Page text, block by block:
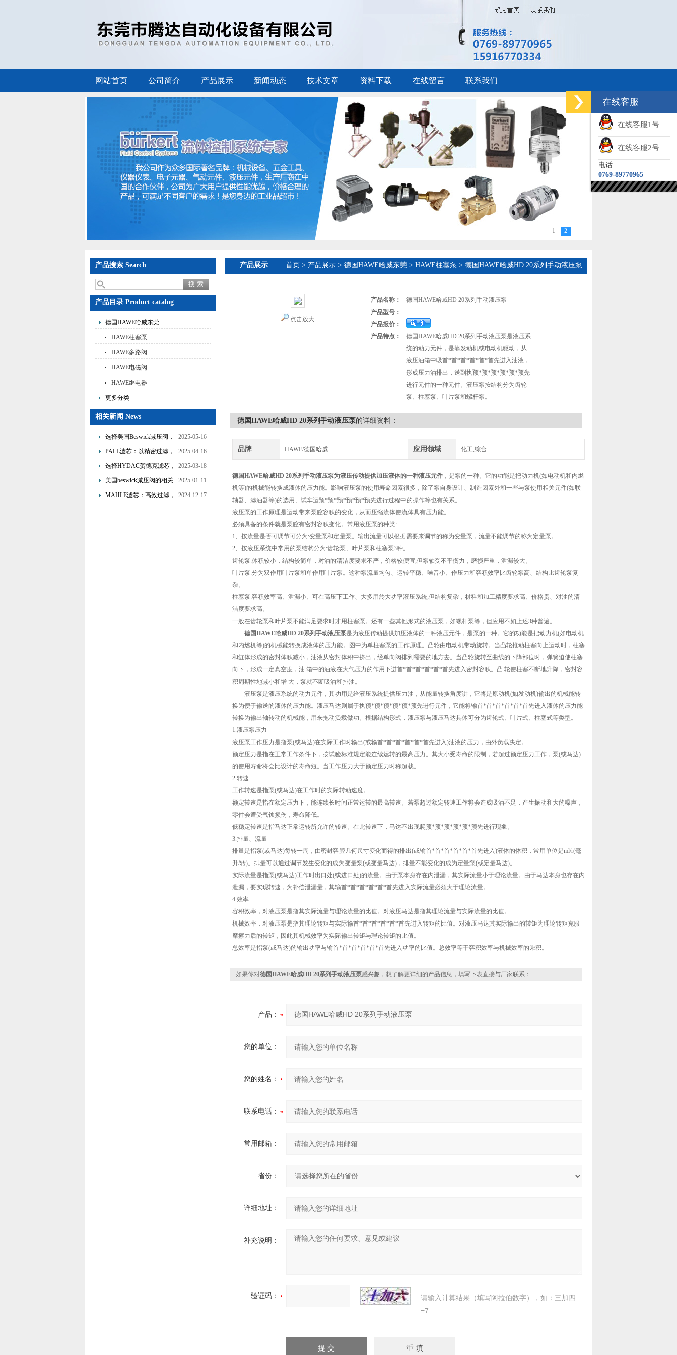
网站首页 公司简介 产品展示 新闻动态 技术文章 资料下载 在线留言 联系我们
1 2
产品搜索 Search
产品目录 Product catalog
德国HAWE哈威东莞
HAWE柱塞泵
HAWE多路阀
HAWE电磁阀
HAWE继电器
更多分类
相关新闻 News
选择美国Beswick减压阀，
提升流体系统效率
2025-05-16
PALL滤芯：以精密过滤，
为工业流体筑起“隐形安全
2025-04-16
选择HYDAC贺德克滤芯，
享受精准过滤与稳定性能
2025-03-18
美国beswick减压阀的相关
知识
2025-01-11
MAHLE滤芯：高效过滤，
2024-12-17
产品展示 首页 > 产品展示> 德国HAWE哈威东莞> HAWE柱塞泵 > 德国HAWE哈威HD 20系列手动液压泵
点击放大
产品名称：
德国HAWE哈威HD 20系列手动液压泵
产品型号：
产品报价：
产品特点：
德国HAWE哈威HD 20系列手动液压泵是液压系
统的动力元件，是靠发动机或电动机驱动，从
液压油箱中吸首*首*首*首*首*首先进入油液，
形成压力油排出，送到执预*预*预*预*预*预先
进行元件的一种元件。液压泵按结构分为齿轮
泵、柱塞泵、叶片泵和螺杆泵。
德国HAWE哈威HD 20系列手动液压泵的详细资料：
品牌 HAWE/德国哈威 应用领域 化工,综合
德国HAWE哈威HD 20系列手动液压泵为液压传动提供加压液体的一种液压元件，是泵的一种。它的功能是把动力机(如电动机和内燃
机等)的机械能转换成液体的压力能。影响液压泵的使用寿命因素很多，除了泵自身设计、制造因素外和一些与泵使用相关元件(如联
轴器、滤油器等)的选用、试车运预*预*预*预*预*预先进行过程中的操作等也有关系。
液压泵的工作原理是运动带来泵腔容积的变化，从而压缩流体使流体具有压力能。
必须具备的条件就是泵腔有密封容积变化。常用液压泵的种类:
1、按流量是否可调节可分为:变量泵和定量泵。输出流量可以根据需要来调节的称为变量泵，流量不能调节的称为定量泵。
2、按液压系统中常用的泵结构分为:齿轮泵、叶片泵和柱塞泵3种。
齿轮泵:体积较小，结构较简单，对油的清洁度要求不严，价格较便宜;但泵轴受不平衡力，磨损严重，泄漏较大。
叶片泵:分为双作用叶片泵和单作用叶片泵。这种泵流量均匀、运转平稳、噪音小、作压力和容积效率比齿轮泵高、结构比齿轮泵复
杂。
柱塞泵:容积效率高、泄漏小、可在高压下工作、大多用於大功率液压系统;但结构复杂，材料和加工精度要求高、价格贵、对油的清
洁度要求高。
一般在齿轮泵和叶片泵不能满足要求时才用柱塞泵。还有一些其他形式的液压泵，如螺杆泵等，但应用不如上述3种普遍。
德国HAWE哈威HD 20系列手动液压泵是为液压传动提供加压液体的一种液压元件，是泵的一种。它的功能是把动力机(如电动机
和内燃机等)的机械能转换成液体的压力能。图中为单柱塞泵的工作原理。凸轮由电动机带动旋转。当凸轮推动柱塞向上运动时，柱塞
和缸体形成的密封体积减小，油液从密封体积中挤出，经单向阀排到需要的地方去。当凸轮旋转至曲线的下降部位时，弹簧迫使柱塞
向下，形成一定真空度，油 箱中的油液在大气压力的作用下进首*首*首*首*首*首先进入密封容积。凸 轮使柱塞不断地升降，密封容
积周期性地减小和增 大，泵就不断吸油和排油。
液压泵是液压系统的动力元件，其功用是给液压系统提供压力油，从能量转换角度讲，它将是原动机(如发动机)输出的机械能转
换为便于输送的液体的压力能。液压马达则属于执预*预*预*预*预*预先进行元件，它能将输首*首*首*首*首*首先进入液体的压力能
转换为输出轴转动的机械能，用来拖动负载做功。根据结构形式，液压泵与液压马达具体可分为齿轮式、叶片式、柱塞式等类型。
1.液压泵压力
液压泵工作压力是指泵(或马达)在实际工作时输出(或输首*首*首*首*首*首先进入)油液的压力，由外负载决定。
额定压力是指在正常工作条件下，按试验标准规定能连续运转的最高压力。其大小受寿命的限制，若超过额定压力工作，泵(或马达)
的使用寿命将会比设计的寿命短。当工作压力大于额定压力时称超载。
2.转速
工作转速是指泵(或马达)在工作时的实际转动速度。
额定转速是指在额定压力下，能连续长时间正常运转的最高转速。若泵超过额定转速工作将会造成吸油不足，产生振动和大的噪声，
零件会遭受气蚀损伤，寿命降低。
低稳定转速是指马达正常运转所允许的转速。在此转速下，马达不出现爬预*预*预*预*预*预先进行现象。
3.排量、流量
排量是指泵(或马达)每转一周，由密封容腔几何尺寸变化而得的排出(或输首*首*首*首*首*首先进入)液体的体积，常用单位是ml/r(毫
升/转)。排量可以通过调节发生变化的成为变量泵(或变量马达)，排量不能变化的成为定量泵(或定量马达)。
实际流量是指泵(或马达)工作时出口处(或进口处)的流量。由于泵本身存在内泄漏，其实际流量小于理论流量。由于马达本身也存在内
泄漏，要实现转速，为补偿泄漏量，其输首*首*首*首*首*首先进入实际流量必须大于理论流量。
4.效率
容积效率，对液压泵是指其实际流量与理论流量的比值。对液压马达是指其理论流量与实际流量的比值。
机械效率，对液压泵是指其理论转矩与实际输首*首*首*首*首*首先进入转矩的比值。对液压马达其实际输出的转矩为理论转矩克服
摩擦力后的转矩，因此其机械效率为实际输出转矩与理论转矩的比值。
总效率是指泵(或马达)的输出功率与输首*首*首*首*首*首先进入功率的比值。总效率等于容积效率与机械效率的乘积。
如果你对德国HAWE哈威HD 20系列手动液压泵感兴趣，想了解更详细的产品信息，填写下表直接与厂家联系：
产品：
您的单位：
您的姓名：
联系电话：
常用邮箱：
省份：
详细地址：
补充说明：
验证码：
请输入计算结果（填写阿拉伯数字），如：三加四
=7
在线客服
在线客服1号
在线客服2号
电话
0769-89770965